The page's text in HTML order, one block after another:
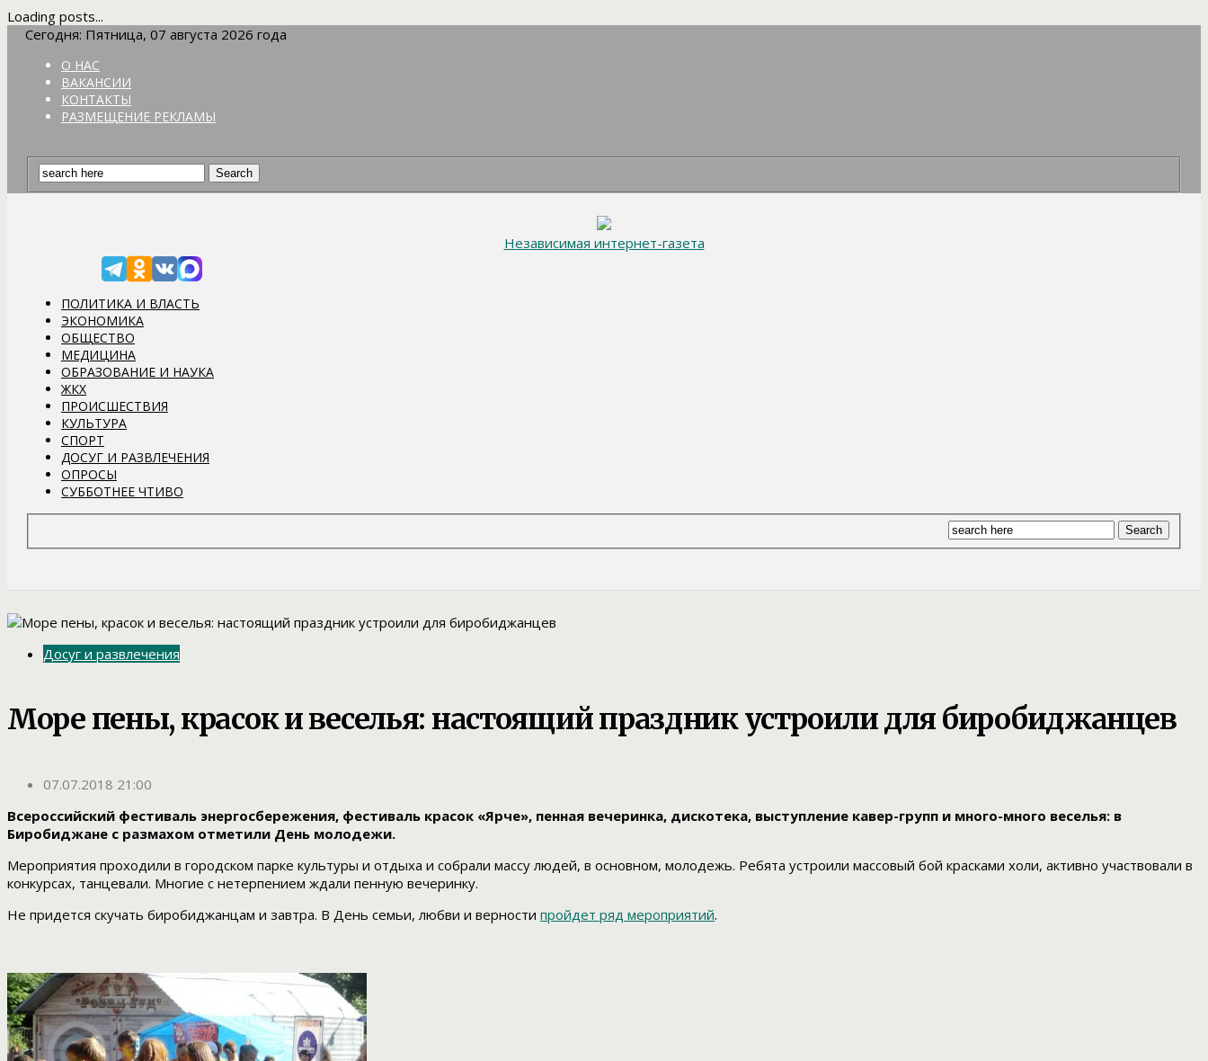
Loading posts...
Сегодня: Пятница, 07 августа 2026 года
О НАС
ВАКАНСИИ
КОНТАКТЫ
РАЗМЕЩЕНИЕ РЕКЛАМЫ
Независимая интернет-газета
ПОЛИТИКА И ВЛАСТЬ
ЭКОНОМИКА
ОБЩЕСТВО
МЕДИЦИНА
ОБРАЗОВАНИЕ И НАУКА
ЖКХ
ПРОИСШЕСТВИЯ
КУЛЬТУРА
СПОРТ
ДОСУГ И РАЗВЛЕЧЕНИЯ
ОПРОСЫ
СУББОТНЕЕ ЧТИВО
Досуг и развлечения
Море пены, красок и веселья: настоящий праздник устроили для биробиджанцев
07.07.2018 21:00
Всероссийский фестиваль энергосбережения, фестиваль красок «Ярче», пенная вечеринка, дискотека, выступление кавер-групп и много-много веселья: в
Биробиджане с размахом отметили День молодежи.
Мероприятия проходили в городском парке культуры и отдыха и собрали массу людей, в основном, молодежь. Ребята устроили массовый бой красками холи, активно участвовали в
конкурсах, танцевали. Многие с нетерпением ждали пенную вечеринку.
Не придется скучать биробиджанцам и завтра. В День семьи, любви и верности пройдет ряд мероприятий.